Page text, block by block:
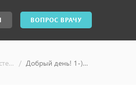
ВОПРОС ВРАЧУ
Дыхательная система / Добрый день! 1-)Около года была зависимость от капель(називин) 2-) сделали септопластику и она не помогла 3-) месяц назад снова начала капать капли,так как тяжело дышать (прошёл год после операции) 4-)сейчас в горле ощущение слизи,будто хочется сглотнуть но не получается Возможно ли это вылечить? Вылечить постоянно ощущение слизи - ответы специалистов, консультация врача онлайн